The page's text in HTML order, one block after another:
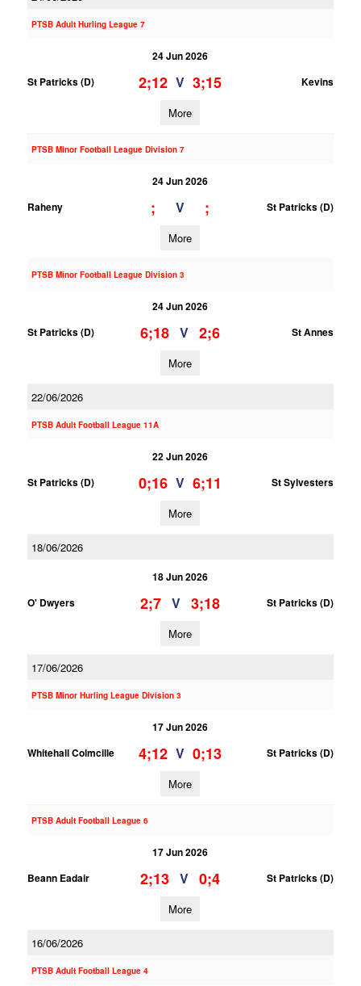
PTSB Adult Hurling League 7
24 Jun 2026
St Patricks (D)
2;12 V 3;15 Kevins
More
PTSB Minor Football League Division 7
24 Jun 2026
Raheny
; V ; St Patricks (D)
More
PTSB Minor Football League Division 3
24 Jun 2026
St Patricks (D)
6;18 V 2;6 St Annes
More
22/06/2026
PTSB Adult Football League 11A
22 Jun 2026
St Patricks (D)
0;16 V 6;11 St Sylvesters
More
18/06/2026
18 Jun 2026
O' Dwyers
2;7 V 3;18 St Patricks (D)
More
17/06/2026
PTSB Minor Hurling League Division 3
17 Jun 2026
Whitehall Colmcille
4;12 V 0;13 St Patricks (D)
More
PTSB Adult Football League 6
17 Jun 2026
Beann Eadair
2;13 V 0;4 St Patricks (D)
More
16/06/2026
PTSB Adult Football League 4